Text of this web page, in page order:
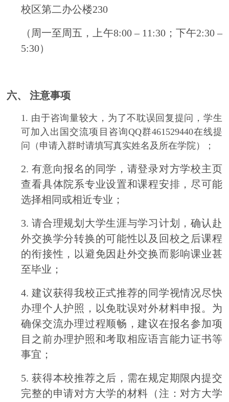
校区第二办公楼230
（周一至周五，上午8:00 – 11:30；下午2:30 –
5:30）
六、注意事项
1. 由于咨询量较大，为了不耽误回复提问，学生
可加入出国交流项目咨询QQ群461529440在线提
问（申请入群时请填写真实姓名及所在学院）；
2.有意向报名的同学，请登录对方学校主页
查看具体院系专业设置和课程安排，尽可能
选择相同或相近专业；
3.请合理规划大学生涯与学习计划，确认赴
外交换学分转换的可能性以及回校之后课程
的衔接性，以避免因赴外交换而影响课业甚
至毕业；
4.建议获得我校正式推荐的同学视情况尽快
办理个人护照，以免耽误对外材料申报。为
确保交流办理过程顺畅，建议在报名参加项
目之前办理护照和考取相应语言能力证书等
事宜；
5.获得本校推荐之后，需在规定期限内提交
完整的申请对方大学的材料（注：对方大学